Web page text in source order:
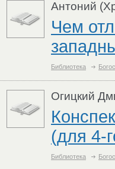
Антоний
Чем
Библиотека
Огицкий
(для 4-
Библиотека